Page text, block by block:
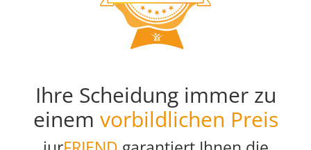
Ihre Scheidung immer zu
einem vorbildlichen Preis